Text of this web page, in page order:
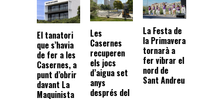
El tanatori
que s’havia
de fer a les
Casernes, a
punt d’obrir
davant La
Maquinista
Les
Casernes
recuperen
els jocs
d’aigua set
anys
després del
La Festa de
la Primavera
tornarà a
fer vibrar el
nord de
Sant Andreu